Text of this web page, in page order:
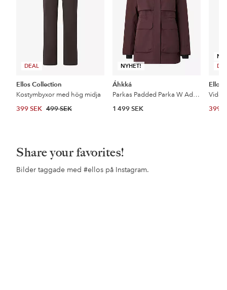
DEAL
Ellos Collection
Kostymbyxor med hög midja
399 SEK 499 SEK
NYHET!
Áhkká
Parkas Padded Parka W Adjustable Waist
1 499 SEK
Ellos
399
Share your favorites!
Bilder taggade med #ellos på Instagram.